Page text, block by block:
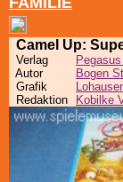
Camel Up:
Verlag
Autor
Bogen
Grafik
Redaktion
Kobilke